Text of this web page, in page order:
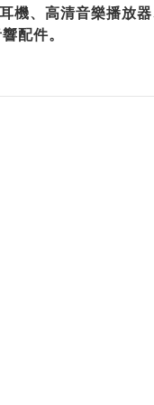
、高清音樂播放器
配件。